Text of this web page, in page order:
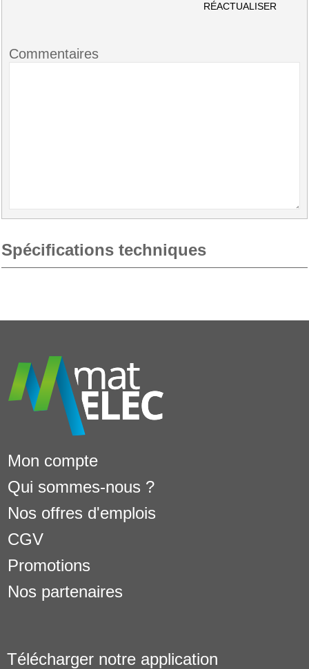
RÉACTUALISER
Commentaires
Spécifications techniques
Mon compte
Qui sommes-nous ?
Nos offres d'emplois
CGV
Promotions
Nos partenaires
Télécharger notre application